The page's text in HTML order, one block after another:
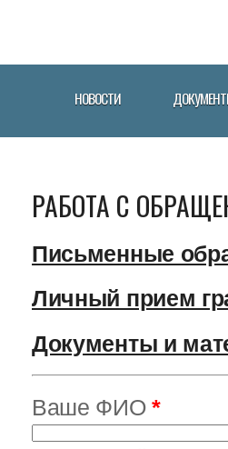
НОВОСТИ
РАБОТА С
Письменные
Личный прием
Документы и
Ваше ФИО*